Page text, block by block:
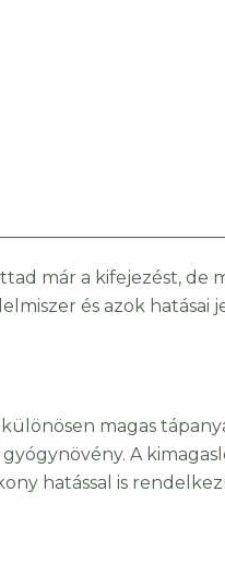
már a kifejezést, de
és azok hatásai
magas
A
hatással is